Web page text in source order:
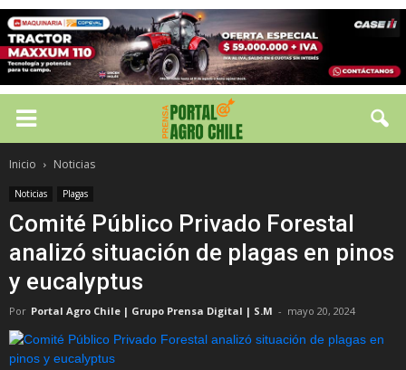
Inicio Noticias
Noticias Plagas
Comité Público Privado Forestal
analizó situación de plagas en pinos
y eucalyptus
Por Portal Agro Chile | Grupo Prensa Digital | S.M - mayo 20, 2024